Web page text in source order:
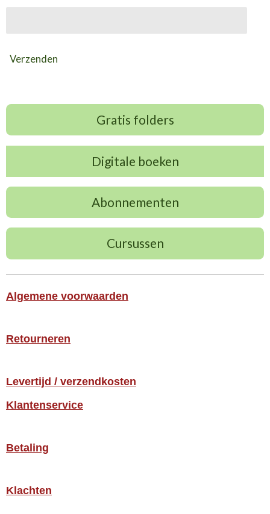
Verzenden
Gratis folders
Digitale boeken
Abonnementen
Cursussen
Algemene voorwaarden
Retourneren
Levertijd / verzendkosten
Klantenservice
Betaling
Klachten